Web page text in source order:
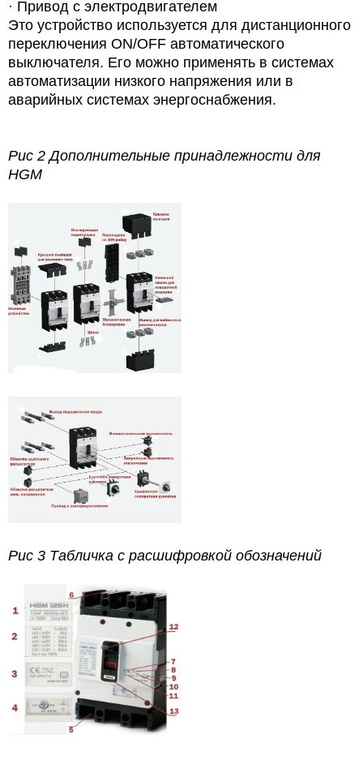
· Привод с электродвигателем
Это устройство используется для дистанционного
переключения ON/OFF автоматического
выключателя. Его можно применять в системах
автоматизации низкого напряжения или в
аварийных системах энергоснабжения.
Рис 2 Дополнительные принадлежности для
HGM
Рис 3 Табличка с расшифровкой обозначений